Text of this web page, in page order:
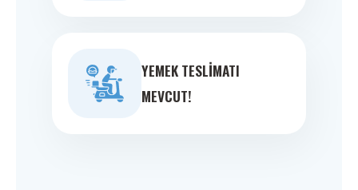
YEMEK TESLIMATI
MEVCUT!